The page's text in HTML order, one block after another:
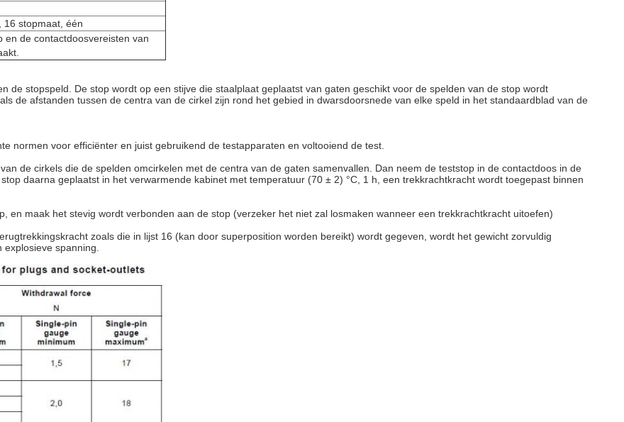
16 stopmaat, één
en de contactdoosvereisten van
de stopspeld. De stop wordt op een stijve die staalplaat geplaatst van gaten geschikt voor de spelden van de stop wordt
de afstanden tussen de centra van de cirkel zijn rond het gebied in dwarsdoorsnede van elke speld in het standaardblad van de
normen voor efficiënter en juist gebruikend de testapparaten en voltooiend de test.
de cirkels die de spelden omcirkelen met de centra van de gaten samenvallen. Dan neem de teststop in de contactdoos in de
daarna geplaatst in het verwarmende kabinet met temperatuur (70 ± 2) °C, 1 h, een trekkrachtkracht wordt toegepast binnen
en maak het stevig wordt verbonden aan de stop (verzeker het niet zal losmaken wanneer een trekkrachtkracht uitoefen)
zoals die in lijst 16 (kan door superposition worden bereikt) wordt gegeven, wordt het gewicht zorvuldig
spanning.